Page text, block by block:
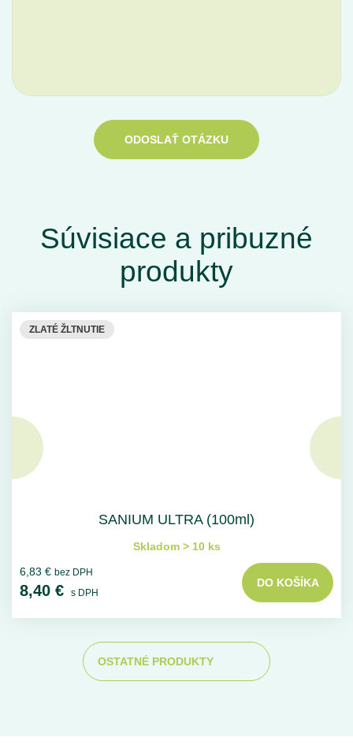
ODOSLAŤ OTÁZKU
Súvisiace a pribuzné
produkty
ZLATÉ ŽLTNUTIE
SANIUM ULTRA (100ml)
Skladom > 10 ks
6,83 € bez DPH
8,40 € s DPH
DO KOŠÍKA
OSTATNÉ PRODUKTY